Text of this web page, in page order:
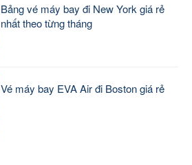
Bảng vé máy bay đi New York giá rẻ
nhất theo từng tháng
Vé máy bay EVA Air đi Boston giá rẻ